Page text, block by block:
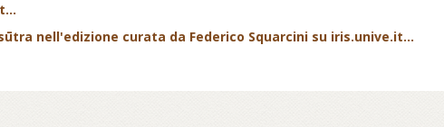
nell'edizione curata da Federico Squarcini su iris.unive.it...